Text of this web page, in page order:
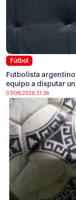
Fútbol
Futbolista
equipo a disputar
07/08/2026 21:36